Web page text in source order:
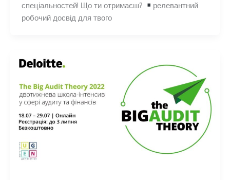
спеціальностей! Що ти отримаєш?
релевантний
робочий досвід для твого